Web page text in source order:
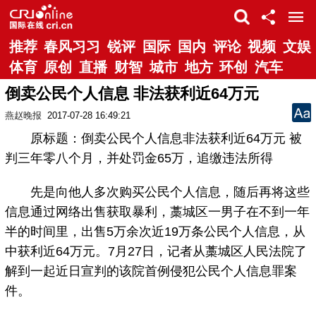
推荐 春风习习 锐评 国际 国内 评论 视频 文娱
体育 原创 直播 财智 城市 地方 环创 汽车
倒卖公民个人信息 非法获利近64万元
燕赵晚报 2017-07-28 16:49:21
原标题：倒卖公民个人信息非法获利近64万元 被
判三年零八个月，并处罚金65万，追缴违法所得
先是向他人多次购买公民个人信息，随后再将这些
信息通过网络出售获取暴利，藁城区一男子在不到一年
半的时间里，出售5万余次近19万条公民个人信息，从
中获利近64万元。7月27日，记者从藁城区人民法院了
解到一起近日宣判的该院首例侵犯公民个人信息罪案
件。